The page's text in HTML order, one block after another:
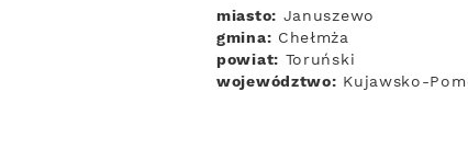
miasto: Januszewo
gmina: Chełmża
powiat: Toruński
województwo: Kujawsko-